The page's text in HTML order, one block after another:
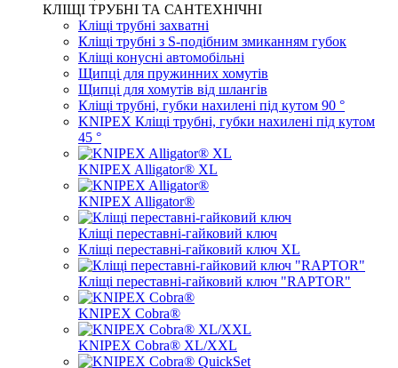
КЛІЩІ ТРУБНІ ТА САНТЕХНІЧНІ
Кліщі трубні захватні
Кліщі трубні з S-подібним змиканням губок
Кліщі конусні автомобільні
Щипці для пружинних хомутів
Щипці для хомутів від шлангів
Кліщі трубні, губки нахилені під кутом 90 °
KNIPEX Кліщі трубні, губки нахилені під кутом
45 °
KNIPEX Alligator® XL
KNIPEX Alligator®
Кліщі переставні-гайковий ключ
Кліщі переставні-гайковий ключ XL
Кліщі переставні-гайковий ключ "RAPTOR"
KNIPEX Cobra®
KNIPEX Cobra® XL/XXL